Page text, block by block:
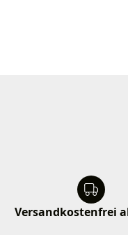
Versandkostenfrei